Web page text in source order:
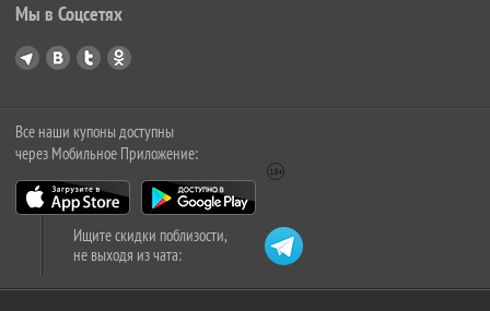
Мы в Соцсетях
Все наши купоны доступны
через Мобильное Приложение:
Ищите скидки поблизости,
не выходя из чата: